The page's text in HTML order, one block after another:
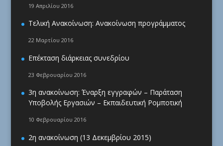
19 Απριλίου 2016
Τελική Ανακοίνωση: Ανακοίνωση προγράμματος
22 Μαρτίου 2016
Επέκταση διάρκειας συνεδρίου
23 Φεβρουαρίου 2016
3η ανακοίνωση: Έναρξη εγγραφών – Παράταση
Υποβολής Εργασιών – Εκπαιδευτική Ρομποτική
10 Φεβρουαρίου 2016
2η ανακοίνωση (13 Δεκεμβρίου 2015)